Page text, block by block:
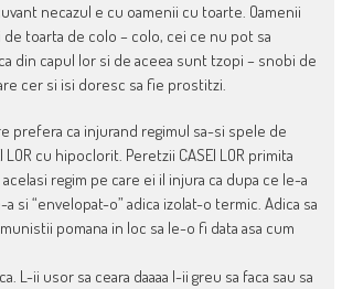
necazul e cu oamenii cu toarte. Oamenii
toarta de colo – colo, cei ce nu pot sa
din capul lor si de aceea sunt tzopi – snobi de
cer si isi doresc sa fie prostitzi.
prefera ca injurand regimul sa-si spele de
LOR cu hipoclorit. Peretzii CASEI LOR primita
acelasi regim pe care ei il injura ca dupa ce le-a
si “envelopat-o” adica izolat-o termic. Adica sa
pomana in loc sa le-o fi data asa cum
L-ii usor sa ceara daaaa l-ii greu sa faca sau sa